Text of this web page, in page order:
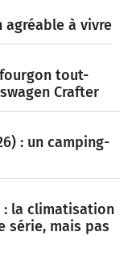
agréable à vivre
tout-
Crafter
: un camping-
: la climatisation
série, mais pas